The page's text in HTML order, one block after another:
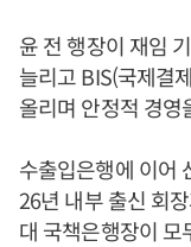
윤 전 행장이 재임
늘리고 BIS(국제결
올리며 안정적 경
수출입은행에 이어
26년 내부 출신 회
대 국책은행장이 모